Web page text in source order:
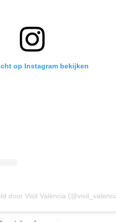
op Instagram bekijken
door Visit València